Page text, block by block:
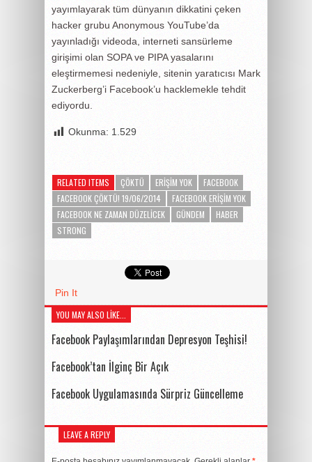
yayımlayarak tüm dünyanın dikkatini çeken
hacker grubu Anonymous YouTube’da
yayınladığı videoda, interneti sansürleme
girişimi olan SOPA ve PIPA yasalarını
eleştirmemesi nedeniyle, sitenin yaratıcısı Mark
Zuckerberg’i Facebook’u hacklemekle tehdit
ediyordu.
Okunma: 1.529
RELATED ITEMS ÇÖKTÜ ERIŞIM YOK
FACEBOOK
FACEBOOK ÇÖKTÜ! 19/06/2014
FACEBOOK ERIŞIM YOK
FACEBOOK NE ZAMAN DÜZELICEK
GÜNDEM
HABER
STRONG
Pin It
YOU MAY ALSO LIKE...
Facebook Paylaşımlarından Depresyon Teşhisi!
Facebook’tan İlginç Bir Açık
Facebook Uygulamasında Sürpriz Güncelleme
LEAVE A REPLY